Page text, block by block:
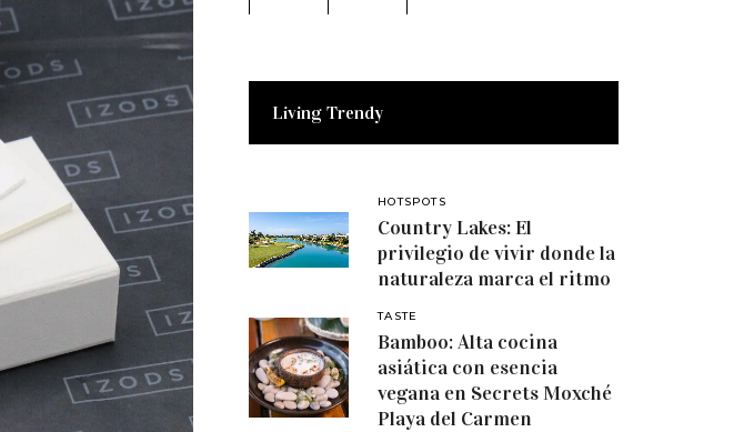
Living Trendy
HOTSPOTS
Country Lakes: El
privilegio de vivir donde la
naturaleza marca el ritmo
TASTE
Bamboo: Alta cocina
asiática con esencia
vegana en Secrets Moxché
Playa del Carmen